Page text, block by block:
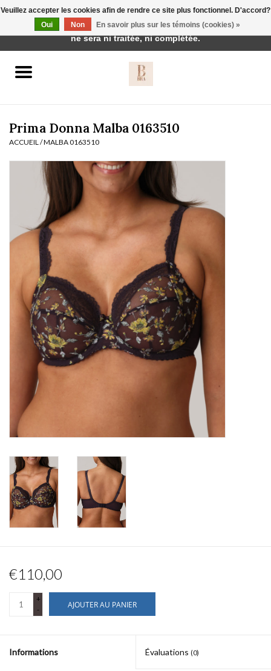
vêtements de nuit
Réduction
Homewear
Lingerie-accessoires
Cartes-cadeaux
Prima Donna Malba 0163510
ACCUEIL /MALBA 0163510
€110,00
+
-
AJOUTER AU PANIER
Informations Évaluations (0)
Veuillez accepter les cookies afin de rendre ce site plus fonctionnel. D'accord?
Oui
Non En savoir plus sur les témoins (cookies) »
Cette boutique est en construction. Toute commande passée
ne sera ni traitée, ni complétée.